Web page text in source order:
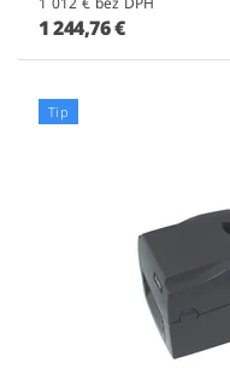
1 244,76 €
Tip